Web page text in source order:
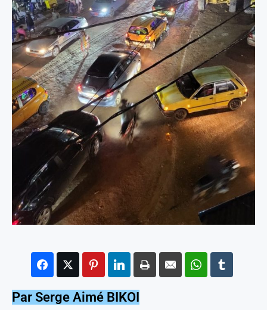
Par Serge Aimé BIKOI